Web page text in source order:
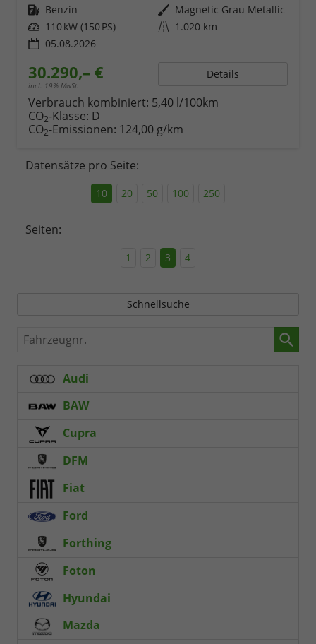
Kraftstoff Benzin Außenfarbe Magnetic Grau Metallic
Leistung 110 kW (150 PS) Kilometerstand 1.020 km
05.08.2026
30.290,– €
incl. 19% MwSt.
Details
Verbrauch kombiniert: 5,40 l/100km
CO2-Klasse: D
CO2-Emissionen: 124,00 g/km
Datensätze pro Seite:
10 20 50 100 250
Seiten:
1 2 3 4
Schnellsuche
Fahrzeugnr.
Audi
BAW
Cupra
DFM
Fiat
Ford
Forthing
Foton
Hyundai
Mazda